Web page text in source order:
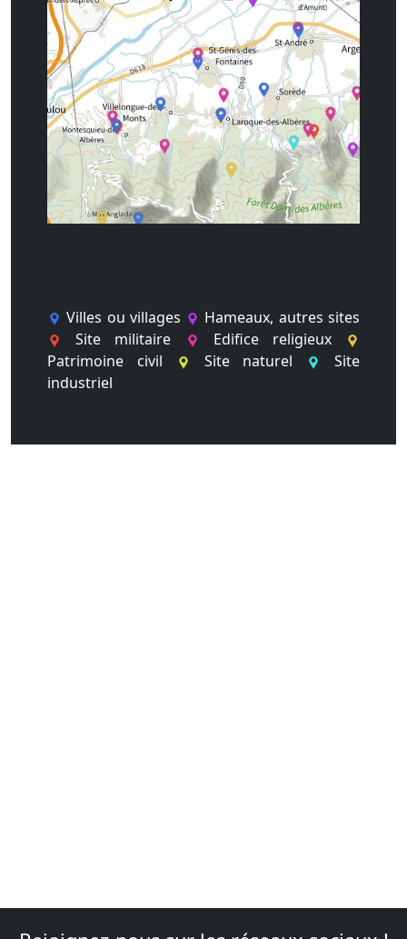
Villes ou villages
Hameaux, autres sites
Site militaire
Edifice religieux
Patrimoine civil
Site naturel
Site
industriel